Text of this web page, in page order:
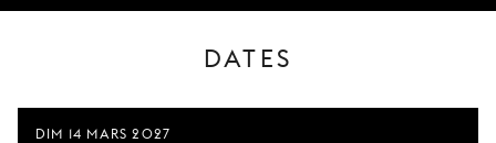
DATES
DIM 14 MARS 2027